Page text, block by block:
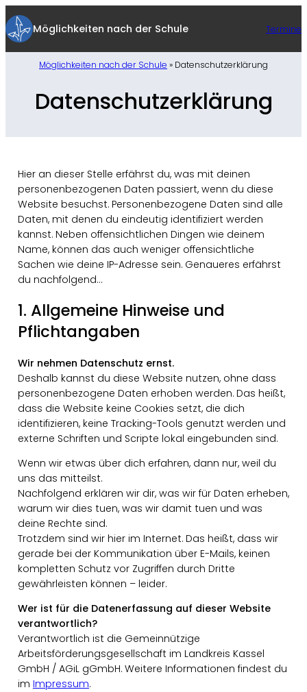
Zum
Inhalt
springen
Möglichkeiten nach der Schule Termine
Möglichkeiten nach der Schule » Datenschutzerklärung
Datenschutzerklärung
Hier an dieser Stelle erfährst du, was mit deinen
personenbezogenen Daten passiert, wenn du diese
Website besuchst. Personenbezogene Daten sind alle
Daten, mit denen du eindeutig identifiziert werden
kannst. Neben offensichtlichen Dingen wie deinem
Name, können das auch weniger offensichtliche
Sachen wie deine IP-Adresse sein. Genaueres erfährst
du nachfolgend…
1. Allgemeine Hinweise und
Pflichtangaben
Wir nehmen Datenschutz ernst.
Deshalb kannst du diese Website nutzen, ohne dass
personenbezogene Daten erhoben werden. Das heißt,
dass die Website keine Cookies setzt, die dich
identifizieren, keine Tracking-Tools genutzt werden und
externe Schriften und Scripte lokal eingebunden sind.
Wenn wir etwas über dich erfahren, dann nur, weil du
uns das mitteilst.
Nachfolgend erklären wir dir, was wir für Daten erheben,
warum wir dies tuen, was wir damit tuen und was
deine Rechte sind.
Trotzdem sind wir hier im Internet. Das heißt, dass wir
gerade bei der Kommunikation über E-Mails, keinen
kompletten Schutz vor Zugriffen durch Dritte
gewährleisten können – leider.
Wer ist für die Datenerfassung auf dieser Website
verantwortlich?
Verantwortlich ist die Gemeinnützige
Arbeitsförderungsgesellschaft im Landkreis Kassel
GmbH / AGiL gGmbH. Weitere Informationen findest du
im Impressum.